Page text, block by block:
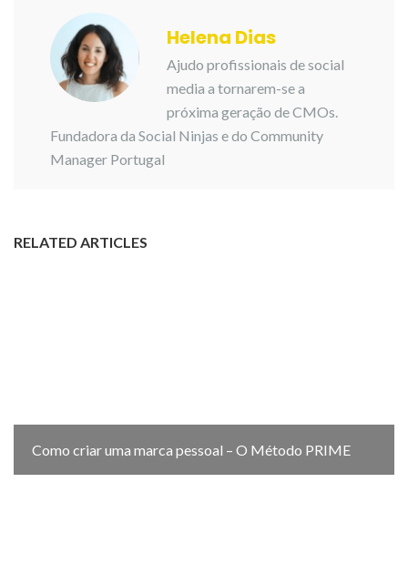
Helena Dias
Ajudo profissionais de social
media a tornarem-se a
próxima geração de CMOs.
Fundadora da Social Ninjas e do Community
Manager Portugal
RELATED ARTICLES
Como criar uma marca pessoal – O Método PRIME